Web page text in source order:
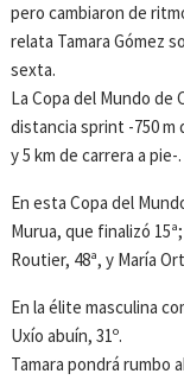
pero cambiaron de
relata Tamara Gómez
sexta.
La Copa del Mundo de
distancia sprint -750 m
y 5 km de carrera a pie-.
En esta Copa del
Murua, que finalizó
Routier, 48ª, y María
En la élite masculina
Uxío abuín, 31º.
Tamara pondrá rumbo